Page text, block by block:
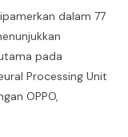
dalam 77
pada
Processing Unit
OPPO,